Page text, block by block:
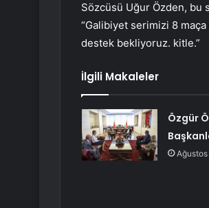
Sözcüsü Uğur Özden, bu
“Galibiyet serimizi 8 maça
destek bekliyoruz. kitle.”
İlgili Makaleler
Özgür